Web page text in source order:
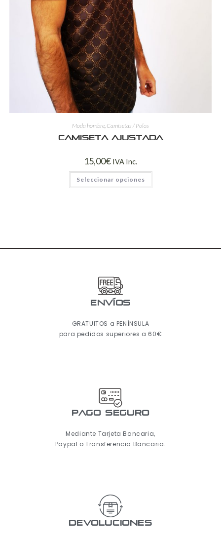
Moda hombre Camisetas / Polos
Camiseta ajustada
15,00€ IVA Inc.
Seleccionar opciones
ENVÍOS
GRATUITOS a PENÍNSULA
para pedidos superiores a 60€
pago seguro
Mediante Tarjeta Bancaria,
Paypal o Transferencia Bancaria.
Devoluciones